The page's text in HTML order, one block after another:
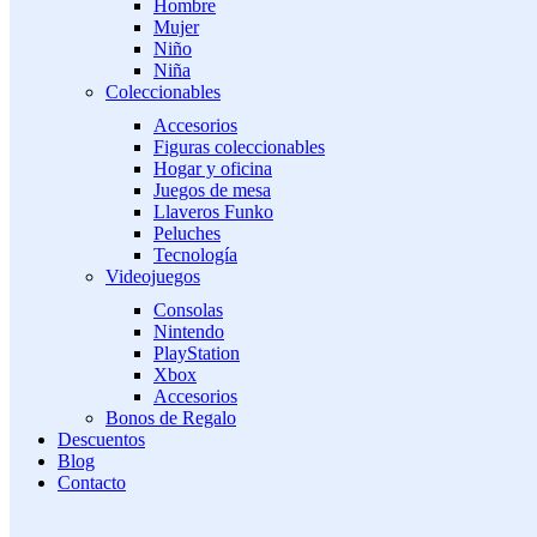
Hombre
Mujer
Niño
Niña
Coleccionables
Accesorios
Figuras coleccionables
Hogar y oficina
Juegos de mesa
Llaveros Funko
Peluches
Tecnología
Videojuegos
Consolas
Nintendo
PlayStation
Xbox
Accesorios
Bonos de Regalo
Descuentos
Blog
Contacto